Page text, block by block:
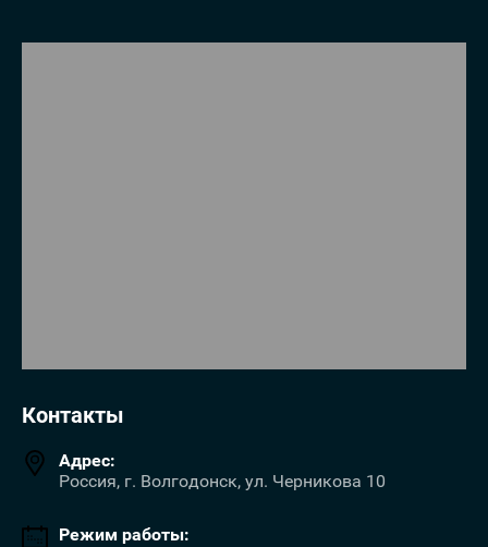
Контакты
Адрес:
Россия, г. Волгодонск, ул. Черникова 10
Режим работы: